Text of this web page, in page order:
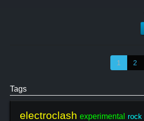
1 2
Tags
electroclash experimental rock